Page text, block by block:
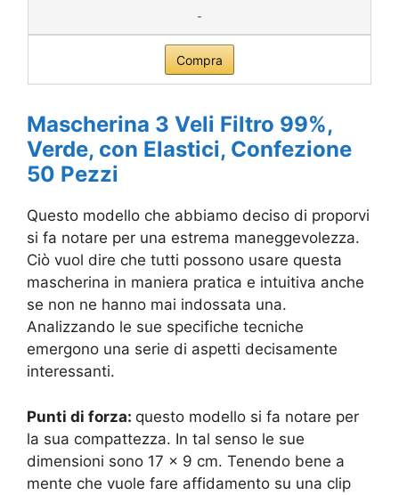
-
Compra
Mascherina 3 Veli Filtro 99%,
Verde, con Elastici, Confezione
50 Pezzi
Questo modello che abbiamo deciso di proporvi
si fa notare per una estrema maneggevolezza.
Ciò vuol dire che tutti possono usare questa
mascherina in maniera pratica e intuitiva anche
se non ne hanno mai indossata una.
Analizzando le sue specifiche tecniche
emergono una serie di aspetti decisamente
interessanti.
Punti di forza: questo modello si fa notare per
la sua compattezza. In tal senso le sue
dimensioni sono 17 x 9 cm. Tenendo bene a
mente che vuole fare affidamento su una clip